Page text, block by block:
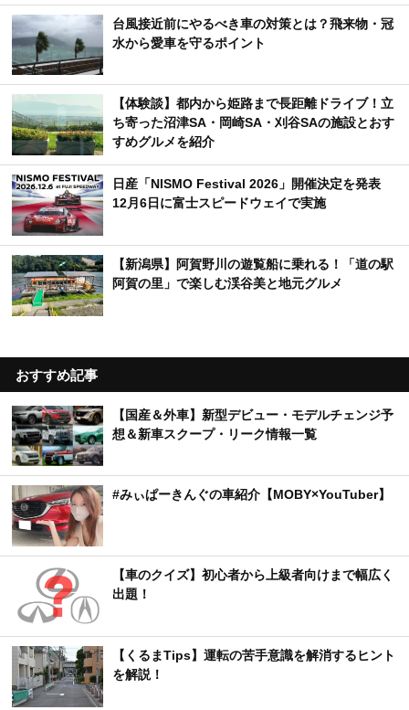
台風接近前にやるべき車の対策とは？飛来物・冠
水から愛車を守るポイント
【体験談】都内から姫路まで長距離ドライブ！立
ち寄った沼津SA・岡崎SA・刈谷SAの施設とおす
すめグルメを紹介
日産「NISMO Festival 2026」開催決定を発表
12月6日に富士スピードウェイで実施
【新潟県】阿賀野川の遊覧船に乗れる！「道の駅
阿賀の里」で楽しむ渓谷美と地元グルメ
おすすめ記事
【国産＆外車】新型デビュー・モデルチェンジ予
想＆新車スクープ・リーク情報一覧
#みぃぱーきんぐの車紹介【MOBY×YouTuber】
【車のクイズ】初心者から上級者向けまで幅広く
出題！
【くるまTips】運転の苦手意識を解消するヒント
を解説！